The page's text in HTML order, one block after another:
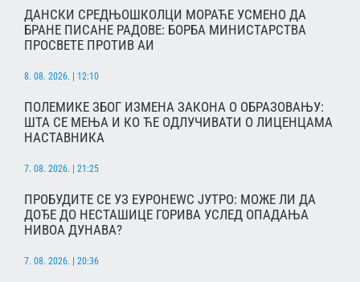
ДАНСКИ СРЕДЊОШКОЛЦИ МОРАЋЕ УСМЕНО ДА
БРАНЕ ПИСАНЕ РАДОВЕ: БОРБА МИНИСТАРСТВА
ПРОСВЕТЕ ПРОТИВ АИ
8. 08. 2026. | 12:10
ПОЛЕМИКЕ ЗБОГ ИЗМЕНА ЗАКОНА О ОБРАЗОВАЊУ:
ШТА СЕ МЕЊА И КО ЋЕ ОДЛУЧИВАТИ О ЛИЦЕНЦАМА
НАСТАВНИКА
7. 08. 2026. | 21:25
ПРОБУДИТЕ СЕ УЗ ЕУРОНЕWС ЈУТРО: МОЖЕ ЛИ ДА
ДОЂЕ ДО НЕСТАШИЦЕ ГОРИВА УСЛЕД ОПАДАЊА
НИВОА ДУНАВА?
7. 08. 2026. | 20:36